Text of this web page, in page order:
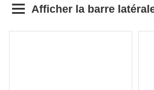
Afficher la barre